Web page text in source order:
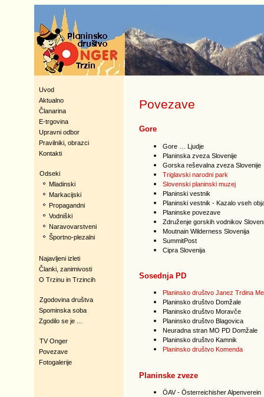
Uvod
Aktualno
Članarina
E-trgovina
Upravni odbor
Pravilniki, obrazci
Kontakti
Odseki
Mladinski
Markacijski
Propagandni
Vodniški
Naravovarstveni
Športno-plezalni
Najavljeni izleti
Članki, zanimivosti
O Trzinu in Trzincih
Zgodovina društva
Spominska soba
Zgodilo se je ...
TV Onger
Povezave
Fotogalerije
Povezave
Gore
Gore … Ljudje
Planinska zveza Slovenije
Gorska reševalna zveza Slovenije
Triglavski narodni park
Slovenski planinski muzej
Planinski vestnik
Planinski vestnik - Kazalo vseh
Planinske povezave
Združenje gorskih vodnikov
Moutnain Wilderness Slovenija
SummitPost
Cipra Slovenija
Sosednja PD
Planinsko društvo Janez Trdina
Planinsko društvo Domžale
Planinsko društvo Moravče
Planinsko društvo Blagovica
Neuradna stran MO PD Domžale
Planinsko društvo Kamnik
Planinsko društvo Komenda
Planinske zveze
ÖAV - Österreichisher Alpenverein